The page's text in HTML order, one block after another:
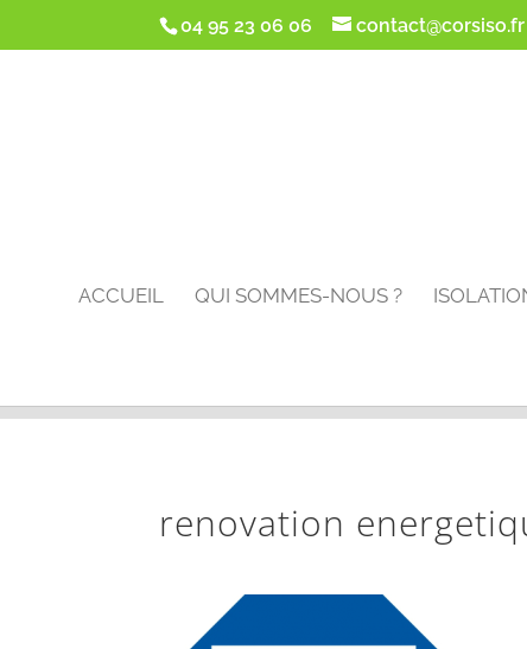
04 95 23 06 06
contact@corsiso.fr
ACCUEIL QUI SOMMES-NOUS ?
renovation